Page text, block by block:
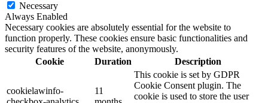
Necessary
Always Enabled
Necessary cookies are absolutely essential for the website to
function properly. These cookies ensure basic functionalities and
security features of the website, anonymously.
Cookie
Duration Description
cookielawinfo-
11
This cookie is set by GDPR
Cookie Consent plugin. The
cookie is used to store the user